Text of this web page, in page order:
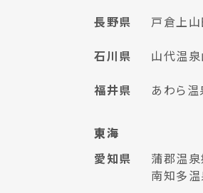
長野県
戸倉上
石川県
山代温泉
福井県
あわら温
東海
愛知県
蒲郡温泉
南知多